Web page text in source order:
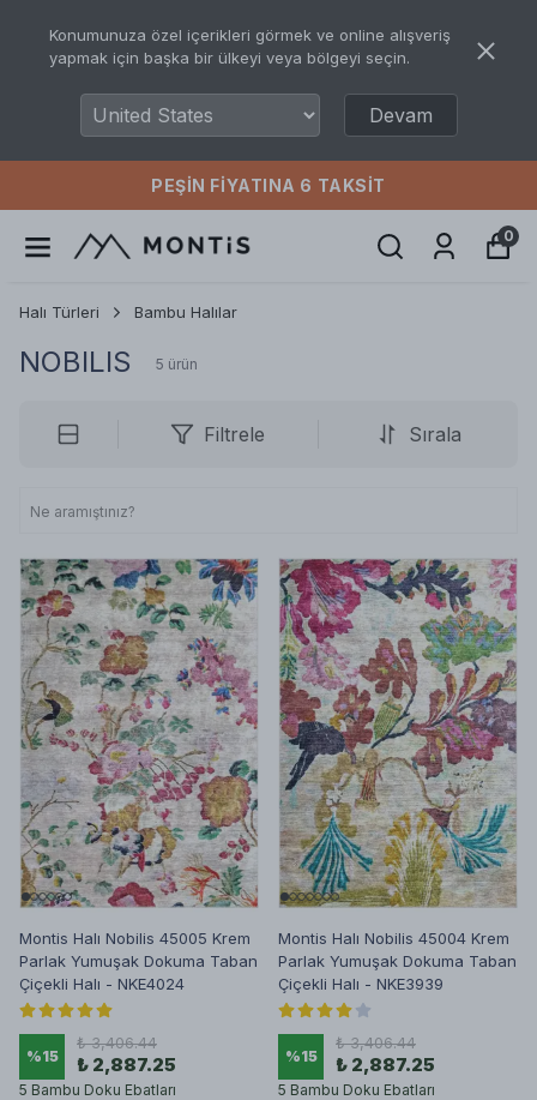
Konumunuza özel içerikleri görmek ve online alışveriş
yapmak için başka bir ülkeyi veya bölgeyi seçin.
Devam
PEŞIN FIYATINA 6 TAKSIT
0
Halı Türleri Bambu Halılar
NOBILIS 5 ürün
Filtrele Sırala
Montis Halı Nobilis 45005 Krem
Parlak Yumuşak Dokuma Taban
Çiçekli Halı - NKE4024
%15
₺ 3,406.44
₺ 2,887.25
5 Bambu Doku Ebatları
Montis Halı Nobilis 45004 Krem
Parlak Yumuşak Dokuma Taban
Çiçekli Halı - NKE3939
%15
₺ 3,406.44
₺ 2,887.25
5 Bambu Doku Ebatları